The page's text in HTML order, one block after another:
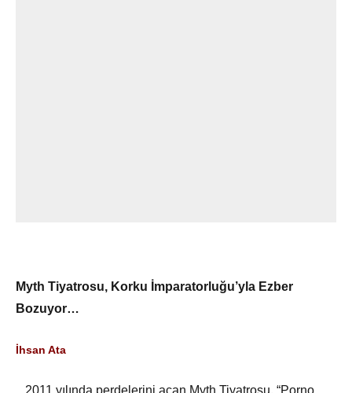
Myth Tiyatrosu, Korku İmparatorluğu’yla Ezber
Bozuyor…
İhsan Ata
2011 yılında perdelerini açan Myth Tiyatrosu, “Porno